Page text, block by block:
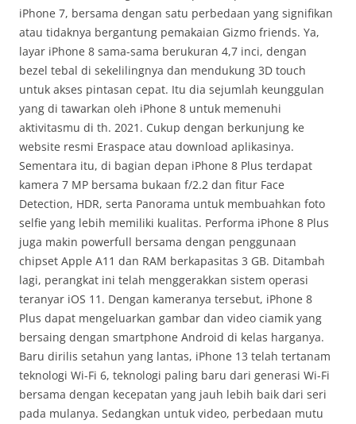
iPhone 7, bersama dengan satu perbedaan yang signifikan
atau tidaknya bergantung pemakaian Gizmo friends. Ya,
layar iPhone 8 sama-sama berukuran 4,7 inci, dengan
bezel tebal di sekelilingnya dan mendukung 3D touch
untuk akses pintasan cepat. Itu dia sejumlah keunggulan
yang di tawarkan oleh iPhone 8 untuk memenuhi
aktivitasmu di th. 2021. Cukup dengan berkunjung ke
website resmi Eraspace atau download aplikasinya.
Sementara itu, di bagian depan iPhone 8 Plus terdapat
kamera 7 MP bersama bukaan f/2.2 dan fitur Face
Detection, HDR, serta Panorama untuk membuahkan foto
selfie yang lebih memiliki kualitas. Performa iPhone 8 Plus
juga makin powerfull bersama dengan penggunaan
chipset Apple A11 dan RAM berkapasitas 3 GB. Ditambah
lagi, perangkat ini telah menggerakkan sistem operasi
teranyar iOS 11. Dengan kameranya tersebut, iPhone 8
Plus dapat mengeluarkan gambar dan video ciamik yang
bersaing dengan smartphone Android di kelas harganya.
Baru dirilis setahun yang lantas, iPhone 13 telah tertanam
teknologi Wi-Fi 6, teknologi paling baru dari generasi Wi-Fi
bersama dengan kecepatan yang jauh lebih baik dari seri
pada mulanya. Sedangkan untuk video, perbedaan mutu